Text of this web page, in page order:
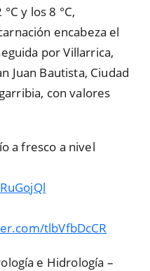
y los 8 °C,
encabeza el
por Villarrica,
Juan Bautista, Ciudad
con valores
a fresco a nivel
tlbVfbDcCR
e Hidrología –